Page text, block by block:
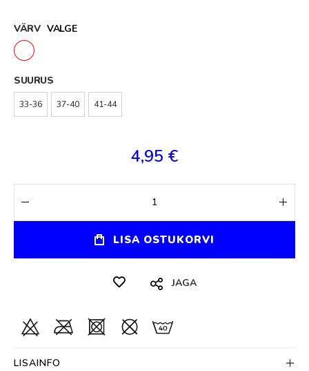
VÄRV VALGE
SUURUS
33-36 37-40 41-44
4,95 €
LISA OSTUKORVI
JAGA
LISAINFO